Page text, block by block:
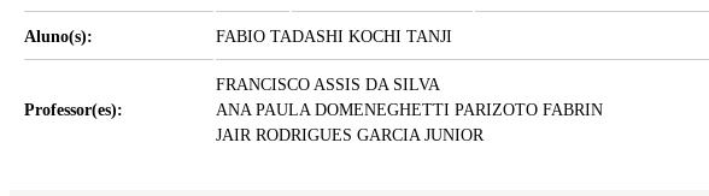
Aluno(s): FABIO TADASHI KOCHI TANJI
Professor(es):
FRANCISCO ASSIS DA SILVA
ANA PAULA DOMENEGHETTI PARIZOTO FABRIN
JAIR RODRIGUES GARCIA JUNIOR